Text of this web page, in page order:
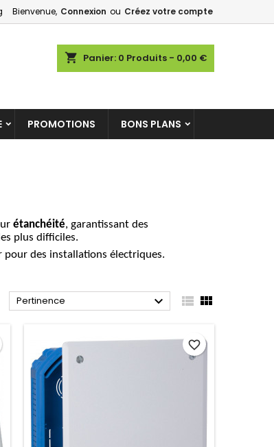
Bienvenue, Connexion ou Créez votre compte
shopping_cart Panier: 0 Produits - 0,00 €
PROMOTIONS BONS PLANS
étanchéité, garantissant des
plus difficiles.
pour des installations électriques.
Pertinence   
favorite_border